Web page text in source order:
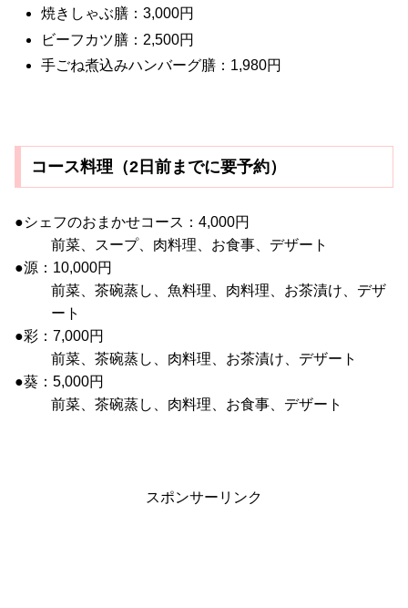
焼きしゃぶ膳：3,000円
ビーフカツ膳：2,500円
手ごね煮込みハンバーグ膳：1,980円
コース料理（2日前までに要予約）
●シェフのおまかせコース：4,000円
前菜、スープ、肉料理、お食事、デザート
●源：10,000円
前菜、茶碗蒸し、魚料理、肉料理、お茶漬け、デザ
ート
●彩：7,000円
前菜、茶碗蒸し、肉料理、お茶漬け、デザート
●葵：5,000円
前菜、茶碗蒸し、肉料理、お食事、デザート
スポンサーリンク